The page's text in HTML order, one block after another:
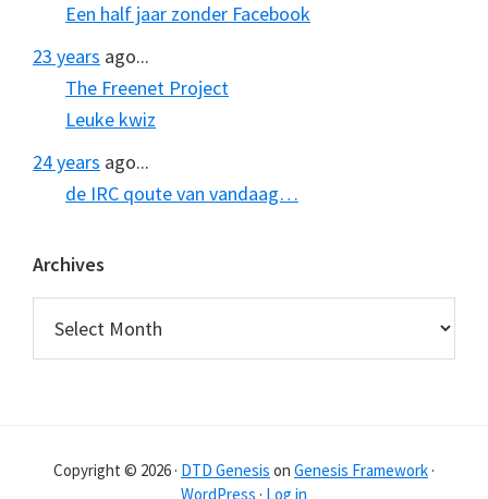
Een half jaar zonder Facebook
23 years ago...
The Freenet Project
Leuke kwiz
24 years ago...
de IRC qoute van vandaag…
Archives
Copyright © 2026 · DTD Genesis on Genesis Framework ·
WordPress · Log in